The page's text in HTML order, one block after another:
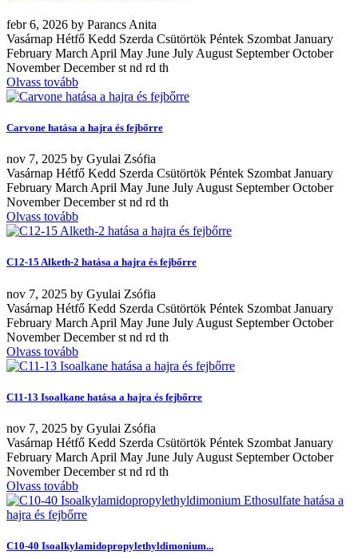
febr6, 2026 by Parancs Anita
Vasárnap Hétfő Kedd Szerda Csütörtök Péntek Szombat January
February March April May June July August September October
November December st nd rd th
Olvass tovább
Carvone hatása a hajra és fejbőrre
nov 7, 2025 by Gyulai Zsófia
Vasárnap Hétfő Kedd Szerda Csütörtök Péntek Szombat January
February March April May June July August September October
November December st nd rd th
Olvass tovább
C12-15 Alketh-2 hatása a hajra és fejbőrre
nov 7, 2025 by Gyulai Zsófia
Vasárnap Hétfő Kedd Szerda Csütörtök Péntek Szombat January
February March April May June July August September October
November December st nd rd th
Olvass tovább
C11-13 Isoalkane hatása a hajra és fejbőrre
nov 7, 2025 by Gyulai Zsófia
Vasárnap Hétfő Kedd Szerda Csütörtök Péntek Szombat January
February March April May June July August September October
November December st nd rd th
Olvass tovább
C10-40 Isoalkylamidopropylethyldimonium...